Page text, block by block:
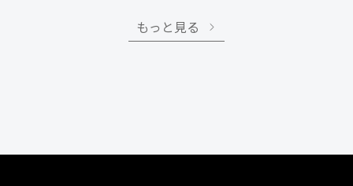
もっと見る